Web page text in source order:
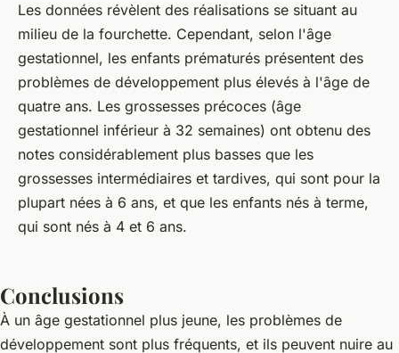
Les données révèlent des réalisations se situant au
milieu de la fourchette. Cependant, selon l'âge
gestationnel, les enfants prématurés présentent des
problèmes de développement plus élevés à l'âge de
quatre ans. Les grossesses précoces (âge
gestationnel inférieur à 32 semaines) ont obtenu des
notes considérablement plus basses que les
grossesses intermédiaires et tardives, qui sont pour la
plupart nées à 6 ans, et que les enfants nés à terme,
qui sont nés à 4 et 6 ans.
Conclusions
À un âge gestationnel plus jeune, les problèmes de
développement sont plus fréquents, et ils peuvent nuire au